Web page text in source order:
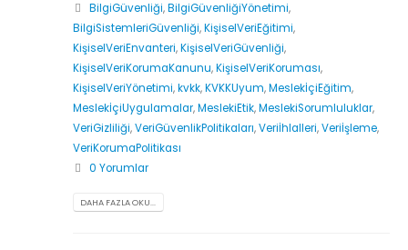
BilgiGüvenliği,BilgiGüvenliğiYönetimi,
BilgiSistemleriGüvenliği,KişiselVeriEğitimi,
KişiselVeriEnvanteri,KişiselVeriGüvenliği,
KişiselVeriKorumaKanunu,KişiselVeriKoruması,
KişiselVeriYönetimi,kvkk,KVKKUyum,MeslekİçiEğitim,
MeslekİçiUygulamalar,MeslekiEtik,MeslekiSorumluluklar,
VeriGizliliği,VeriGüvenlikPolitikaları,Veriİhlalleri,Veriİşleme,
VeriKorumaPolitikası
0 Yorumlar
DAHA FAZLA OKU...